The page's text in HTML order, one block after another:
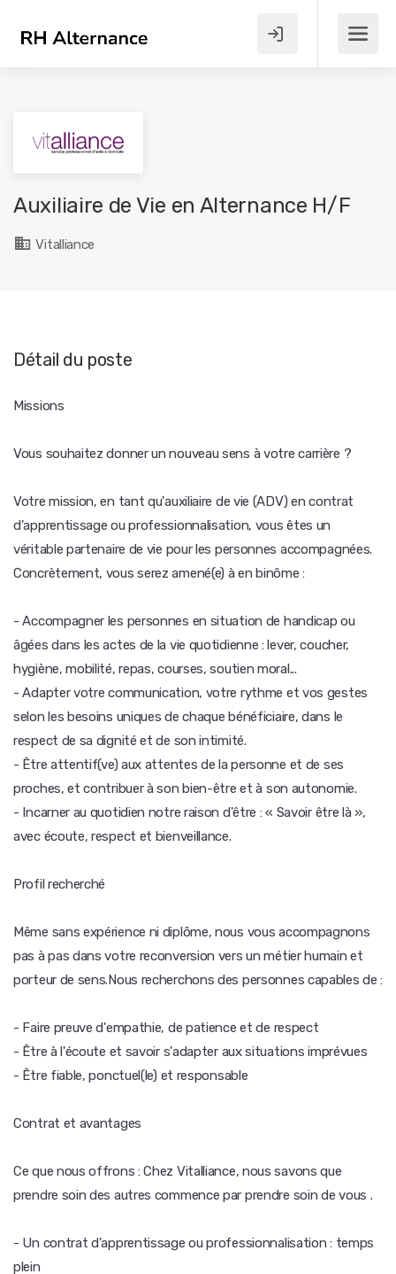
Auxiliaire de Vie en Alternance H/F
Vitalliance
Détail du poste
Missions
Vous souhaitez donner un nouveau sens à votre carrière ?
Votre mission, en tant qu'auxiliaire de vie (ADV) en contrat
d'apprentissage ou professionnalisation, vous êtes un
véritable partenaire de vie pour les personnes accompagnées.
Concrètement, vous serez amené(e) à en binôme :
- Accompagner les personnes en situation de handicap ou
âgées dans les actes de la vie quotidienne : lever, coucher,
hygiène, mobilité, repas, courses, soutien moral...
- Adapter votre communication, votre rythme et vos gestes
selon les besoins uniques de chaque bénéficiaire, dans le
respect de sa dignité et de son intimité.
- Être attentif(ve) aux attentes de la personne et de ses
proches, et contribuer à son bien-être et à son autonomie.
- Incarner au quotidien notre raison d'être : « Savoir être là »,
avec écoute, respect et bienveillance.
Profil recherché
Même sans expérience ni diplôme, nous vous accompagnons
pas à pas dans votre reconversion vers un métier humain et
porteur de sens.Nous recherchons des personnes capables de :
- Faire preuve d'empathie, de patience et de respect
- Être à l'écoute et savoir s'adapter aux situations imprévues
- Être fiable, ponctuel(le) et responsable
Contrat et avantages
Ce que nous offrons : Chez Vitalliance, nous savons que
prendre soin des autres commence par prendre soin de vous .
- Un contrat d'apprentissage ou professionnalisation : temps
plein